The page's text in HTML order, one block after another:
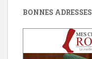
BONNES ADRESSES